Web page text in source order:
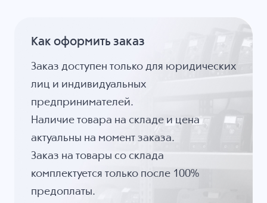
Как оформить заказ
Заказ доступен только для юридических
лиц и индивидуальных
предпринимателей.
Наличие товара на складе и цена
актуальны на момент заказа.
Заказ на товары со склада
комплектуется только после 100%
предоплаты.